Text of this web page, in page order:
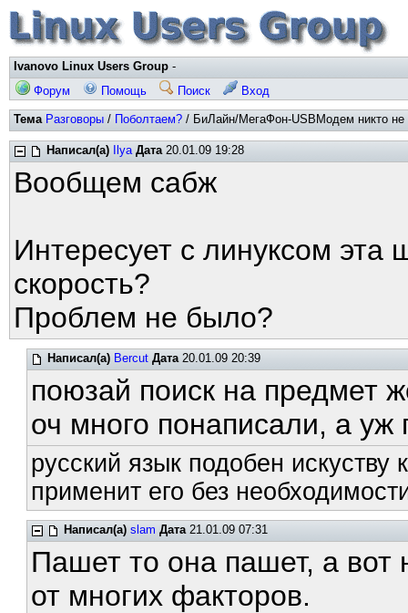
Ivanovo Linux Users Group -
Форум
Помощь Поиск Вход
Тема Разговоры / Поболтаем? / БиЛайн/МегаФон-USBМодем никто не
Написал(а) Ilya Дата20.01.09 19:28
Вообщем сабж
Интересует с линуксом эта
скорость?
Проблем не было?
Написал(а) Bercut Дата20.01.09 20:39
поюзай поиск на предмет
оч много понаписали, а уж
русский язык подобен
применит его без
Написал(а) slam Дата21.01.09 07:31
Пашет то она пашет, а вот
от многих факторов.